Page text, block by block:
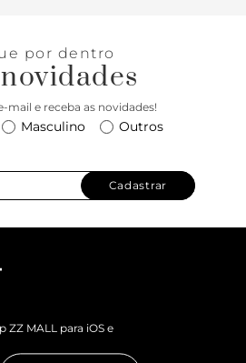
por dentro
mail e receba as novidades!
Masculino Outros
Cadastrar
MALL para iOS e